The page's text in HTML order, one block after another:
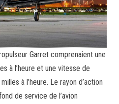
Garret comprenaient une
à l’heure et une vitesse de
à l’heure. Le rayon d’action
de service de l’avion